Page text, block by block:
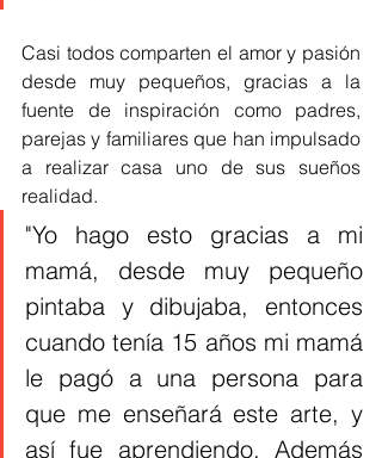
Casi todos comparten el amor y pasión
desde muy pequeños, gracias a la
fuente de inspiración como padres,
parejas y familiares que han impulsado
a realizar casa uno de sus sueños
realidad.
"Yo hago esto gracias a mi
mamá, desde muy pequeño
pintaba y dibujaba, entonces
cuando tenía 15 años mi mamá
le pagó a una persona para
que me enseñará este arte, y
así fue aprendiendo. Además